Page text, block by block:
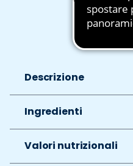
Descrizione
Ingredienti
Valori nutrizionali